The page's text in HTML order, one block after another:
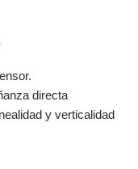
directa
y verticalidad